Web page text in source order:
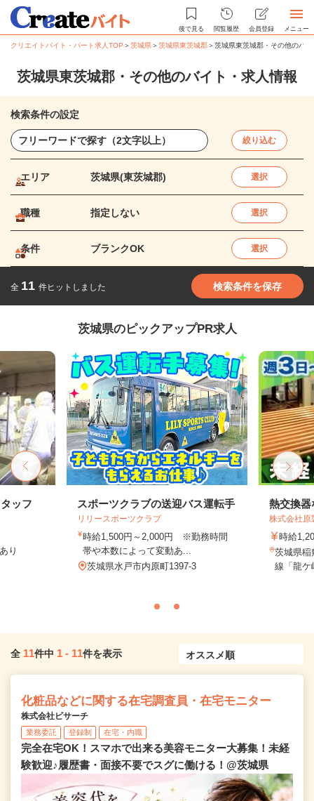
後で見る 閲覧履歴 会員登録 メニュー
クリエイトバイト・パート求人TOP ＞茨城県＞茨城県東茨城郡＞茨城県東茨城郡・その他のバ
茨城県東茨城郡・その他のバイト・求人情報
検索条件の設定
絞り込む
エリア 茨城県(東茨城郡) 選択
職種 指定しない 選択
条件 ブランクOK 選択
全 11 件ヒットしました 検索条件を保存
茨城県のピックアップPR求人
ッフ
り
スポーツクラブの送迎バス運転手
リリースポーツクラブ
時給1,500円～2,000円 ※勤務時間
帯や本数によって変動あ...
茨城県水戸市内原町1397-3
熱交換器
株式会社原
時給
茨城県稲
線「龍ケ
全 11件中 1 - 11件を表示
化粧品などに関する在宅調査員・在宅モニター
株式会社ビサーチ
業務委託 登録制 在宅・内職
完全在宅OK！スマホで出来る美容モニター大募集！未経
験歓迎♪履歴書・面接不要でスグに働ける！@茨城県